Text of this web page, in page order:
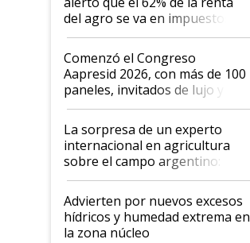
del agro se va en impuestos:
"No es bueno que en
Argentina se sigan discutiendo
las mismas cosas de hace 50
años"
Comenzó el Congreso
Aapresid 2026, con más de 100
paneles, invitados de lujo y
todas las tendencias
La sorpresa de un experto
internacional en agricultura
sobre el campo argentino:
"Estoy muy impresionado"
Advierten por nuevos excesos
hídricos y humedad extrema en
la zona núcleo